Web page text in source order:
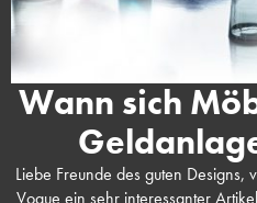
Wann sich
Liebe Freunde des guten
Vogue ein sehr interessanter